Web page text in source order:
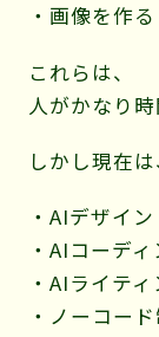
・画像を作る
これらは、
人がかなり
しかし現在は
・AIデザイン
・AIコーディ
・AIライティ
・ノーコー